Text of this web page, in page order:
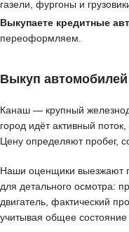
газели, фургоны и
Выкупаете кредитные
переоформляем.
Выкуп
Канаш — крупный
город идёт активный
Цену определяют пробег,
Наши оценщики выезжают
для детального осмотра:
двигатель, фактический
учитывая общее состояние